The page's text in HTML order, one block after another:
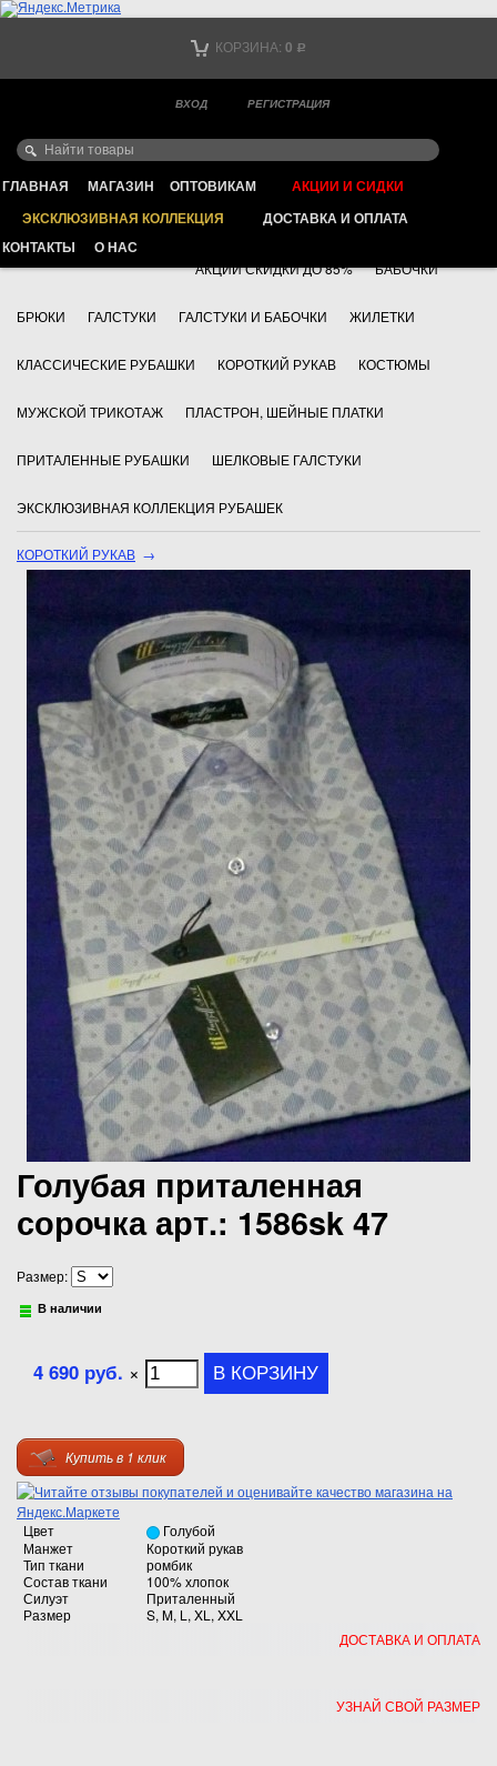
КОРЗИНА: 0 Р
ВХОД РЕГИСТРАЦИЯ
ГЛАВНАЯ МАГАЗИН ОПТОВИКАМ
АКЦИИ И СИДКИ
ЭКСКЛЮЗИВНАЯ КОЛЛЕКЦИЯ
ДОСТАВКА И ОПЛАТА
КОНТАКТЫ
О НАС
Ваш город -
ИНТЕРНЕТ МАГАЗИН КЛАССИЧЕСКОЙ МУЖСКОЙ ОДЕЖДЫ
+7 495 783 69 17 АКСЕССУАРЫ
АКЦИИ СКИДКИ ДО 85% БАБОЧКИ
БРЮКИ ГАЛСТУКИ ГАЛСТУКИ И БАБОЧКИ ЖИЛЕТКИ
КЛАССИЧЕСКИЕ РУБАШКИ КОРОТКИЙ РУКАВ КОСТЮМЫ
МУЖСКОЙ ТРИКОТАЖ ПЛАСТРОН, ШЕЙНЫЕ ПЛАТКИ
ПРИТАЛЕННЫЕ РУБАШКИ ШЕЛКОВЫЕ ГАЛСТУКИ
ЭКСКЛЮЗИВНАЯ КОЛЛЕКЦИЯ РУБАШЕК
КОРОТКИЙ РУКАВ →
Голубая приталенная
сорочка арт.: 1586sk 47
Размер:
В наличии
4 690 руб. ×
Купить в 1 клик
Цвет
Голубой
Манжет
Короткий рукав
Тип ткани
ромбик
Состав ткани
100% хлопок
Силуэт
Приталенный
Размер
S, M, L, XL, XXL
ДОСТАВКА И ОПЛАТА
УЗНАЙ СВОЙ РАЗМЕР